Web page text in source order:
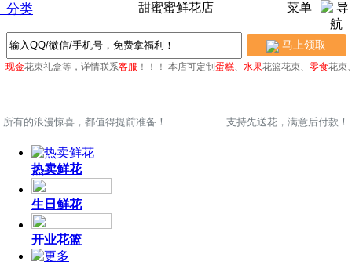
分类 甜蜜蜜鲜花店 菜单
马上领取
现金花束礼盒等，详情联系客服！！！ 本店可定制蛋糕、 水果花篮花束、 零食花束、
所有的浪漫惊喜，都值得提前准备！ 支持先送花，满意后付款！
热卖鲜花
生日鲜花
开业花篮